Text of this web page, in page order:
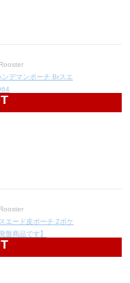
デマンポーチ Brスエ
エード皮ポーチ 2ポケ
商品です】